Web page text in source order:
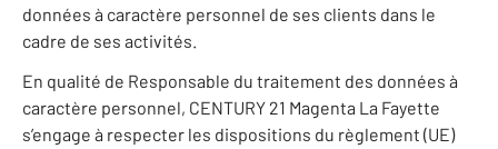
données à caractère personnel de ses clients dans le
cadre de ses activités.
En qualité de Responsable du traitement des données à
caractère personnel, CENTURY 21 Magenta La Fayette
s’engage à respecter les dispositions du règlement (UE)